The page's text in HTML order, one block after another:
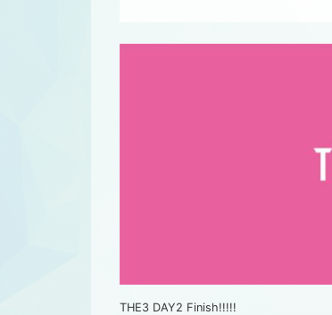
THE3 DAY2 Finish!!!!!